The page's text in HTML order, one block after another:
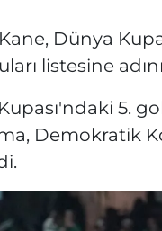
Dünya
listesine adını
5.
Demokratik